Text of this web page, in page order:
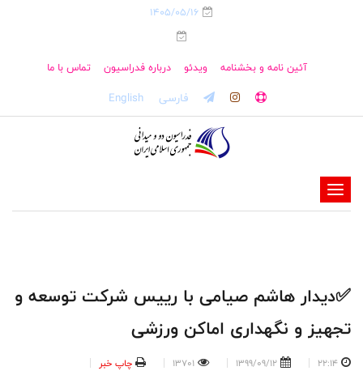
1405/05/16
آئین نامه و بخشنامه ویدئو درباره فدراسیون تماس با ما
فارسی English
-
-
-
✅دیدار هاشم صیامی با رییس شرکت توسعه و
تجهیز و نگهداری اماکن ورزشی
22:14
1399/09/12
13701 چاپ خبر